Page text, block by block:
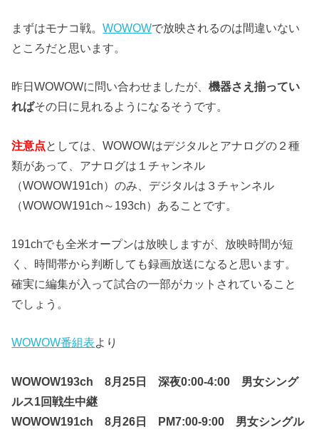
まずはモナコ戦。WOWOWで放映されるのは間違いない
ところだと思います。
昨日WOWOWに問い合わせましたが、機器さえ揃ってい
ればその日に見れるようになるそうです。
注意点としては、WOWOWはデジタルとアナログの２種
類があって、アナログは１チャンネル
（WOWOW191ch）のみ、デジタルは３チャンネル
（WOWOW191ch～193ch）あることです。
191chでも全米オープンは放映しますが、放映時間が短
く、時間帯から判断しても録画放送になると思います。
確実に編集が入って試合の一部がカットされていること
でしょう。
WOWOW番組表より
WOWOW193ch 8月25日 深夜0:00-4:00 男女シング
ルス1回戦生中継
WOWOW191ch 8月26日 PM7:00-9:00 男女シングル